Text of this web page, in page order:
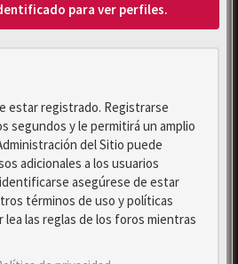
para ver perfiles.
estar registrado. Registrarse
segundos y le permitirá un amplio
del Sitio puede
adicionales a los usuarios
asegúrese de estar
términos de uso y políticas
lea las reglas de los foros mientras